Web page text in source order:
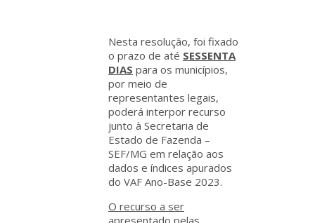
Nesta resolução, foi fixado
o prazo de até SESSENTA
DIAS para os municípios,
por meio de
representantes legais,
poderá interpor recurso
junto à Secretaria de
Estado de Fazenda –
SEF/MG em relação aos
dados e índices apurados
do VAF Ano-Base 2023.
O recurso a ser
apresentado pelas